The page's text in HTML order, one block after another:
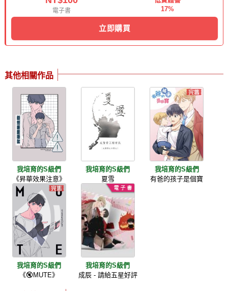
電子書
17%
立即購買
其他相關作品
我培育的S級們
《昇華效果注意》
我培育的S級們
夏雪
我培育的S級們
有爸的孩子是個寶
我培育的S級們
《🔇MUTE》
我培育的S級們
成辰 - 請給五星好評